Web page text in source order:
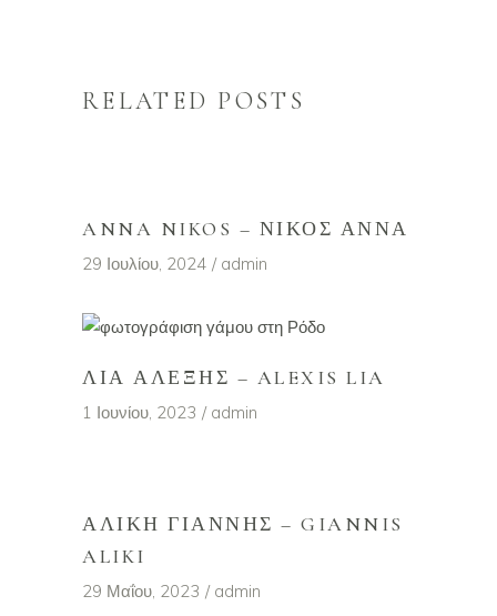
RELATED POSTS
ANNA NIKOS – ΝΊΚΟΣ ΆΝΝΑ
29 Ιουλίου, 2024 admin
ΛΙΑ ΑΛΈΞΗΣ – ALEXIS LIA
1 Ιουνίου, 2023 admin
ΑΛΊΚΗ ΓΙΆΝΝΗΣ – GIANNIS
ALIKI
29 Μαΐου, 2023 admin